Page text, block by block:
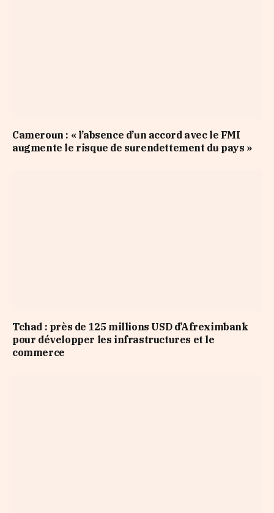
Cameroun : « l’absence d’un accord avec le FMI
augmente le risque de surendettement du pays »
Tchad : près de 125 millions USD d’Afreximbank
pour développer les infrastructures et le
commerce